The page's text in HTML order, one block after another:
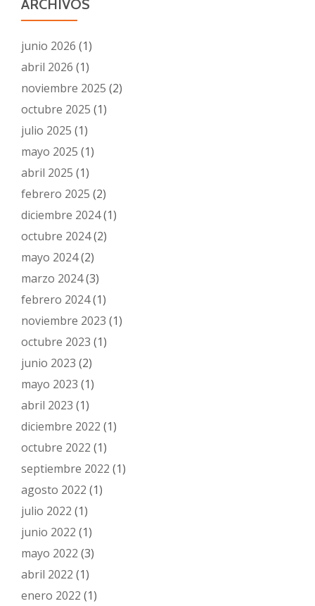
ARCHIVOS
junio 2026 (1)
abril 2026 (1)
noviembre 2025 (2)
octubre 2025 (1)
julio 2025 (1)
mayo 2025 (1)
abril 2025 (1)
febrero 2025 (2)
diciembre 2024(1)
octubre 2024(2)
mayo 2024(2)
marzo 2024(3)
febrero 2024(1)
noviembre 2023 (1)
octubre 2023 (1)
junio 2023 (2)
mayo 2023 (1)
abril 2023 (1)
diciembre 2022 (1)
octubre 2022 (1)
septiembre 2022 (1)
agosto 2022 (1)
julio 2022 (1)
junio 2022 (1)
mayo 2022 (3)
abril 2022 (1)
enero 2022 (1)